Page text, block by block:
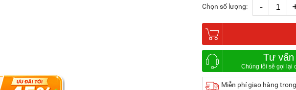
Chọn số lượng: -
Tư vấn
Miễn phí giao hàng